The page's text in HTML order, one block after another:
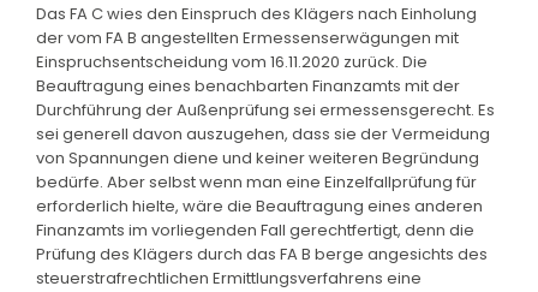
Das FA C wies den Einspruch des Klägers nach Einholung
der vom FA B angestellten Ermessenserwägungen mit
Einspruchsentscheidung vom 16.11.2020 zurück. Die
Beauftragung eines benachbarten Finanzamts mit der
Durchführung der Außenprüfung sei ermessensgerecht. Es
sei generell davon auszugehen, dass sie der Vermeidung
von Spannungen diene und keiner weiteren Begründung
bedürfe. Aber selbst wenn man eine Einzelfallprüfung für
erforderlich hielte, wäre die Beauftragung eines anderen
Finanzamts im vorliegenden Fall gerechtfertigt, denn die
Prüfung des Klägers durch das FA B berge angesichts des
steuerstrafrechtlichen Ermittlungsverfahrens eine